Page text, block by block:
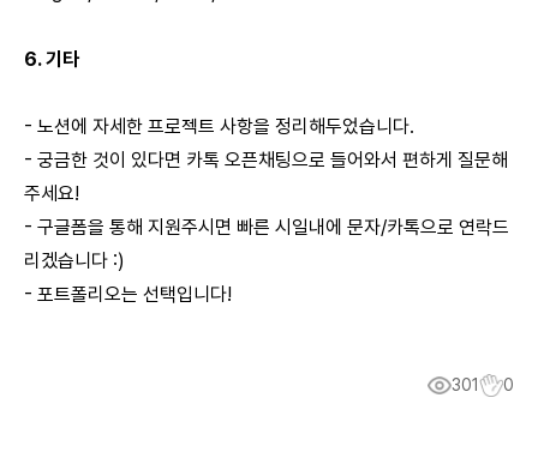
6. 기타
- 노션에 자세한 프로젝트 사항을 정리해두었습니다.
- 궁금한 것이 있다면 카톡 오픈채팅으로 들어와서 편하게 질문해
주세요!
- 구글폼을 통해 지원주시면 빠른 시일내에 문자/카톡으로 연락드
리겠습니다 :)
- 포트폴리오는 선택입니다!
301 0